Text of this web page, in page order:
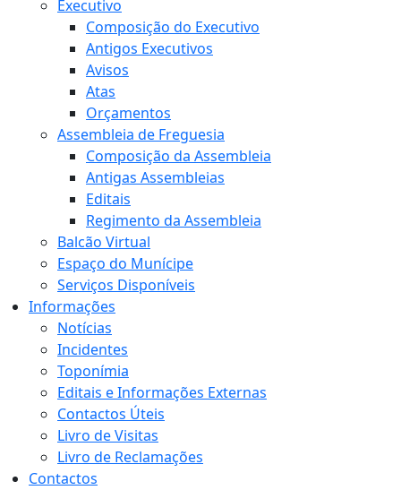
Executivo
Composição do Executivo
Antigos Executivos
Avisos
Atas
Orçamentos
Assembleia de Freguesia
Composição da Assembleia
Antigas Assembleias
Editais
Regimento da Assembleia
Balcão Virtual
Espaço do Munícipe
Serviços Disponíveis
Informações
Notícias
Incidentes
Toponímia
Editais e Informações Externas
Contactos Úteis
Livro de Visitas
Livro de Reclamações
Contactos